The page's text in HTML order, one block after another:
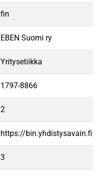
fin
EBEN Suomi ry
Yritysetiikka
1797-8866
2
https://bin.yhdistysavain.fi/
3